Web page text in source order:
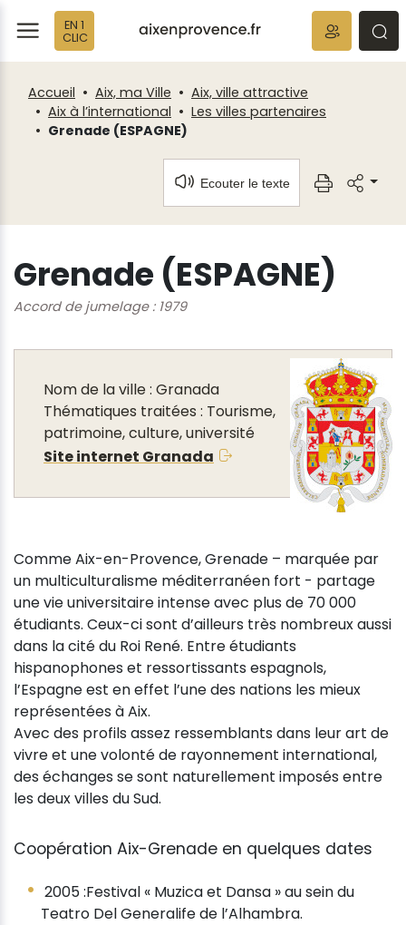
EN 1
CLIC
Accueil Aix, ma Ville
Aix, ville attractive
Aix à l’international
Les villes partenaires
Grenade (ESPAGNE)
Ecouter le texte
Grenade (ESPAGNE)
Accord de jumelage : 1979
Nom de la ville : Granada
Thématiques traitées : Tourisme,
patrimoine, culture, université
Site internet Granada
Comme Aix-en-Provence, Grenade – marquée par
un multiculturalisme méditerranéen fort - partage
une vie universitaire intense avec plus de 70 000
étudiants. Ceux-ci sont d’ailleurs très nombreux aussi
dans la cité du Roi René. Entre étudiants
hispanophones et ressortissants espagnols,
l’Espagne est en effet l’une des nations les mieux
représentées à Aix.
Avec des profils assez ressemblants dans leur art de
vivre et une volonté de rayonnement international,
des échanges se sont naturellement imposés entre
les deux villes du Sud.
Coopération Aix-Grenade en quelques dates
2005 :Festival « Muzica et Dansa » au sein du
Teatro Del Generalife de l’Alhambra.
Fenêtre
de
chat
Panneau de gestion des cookies